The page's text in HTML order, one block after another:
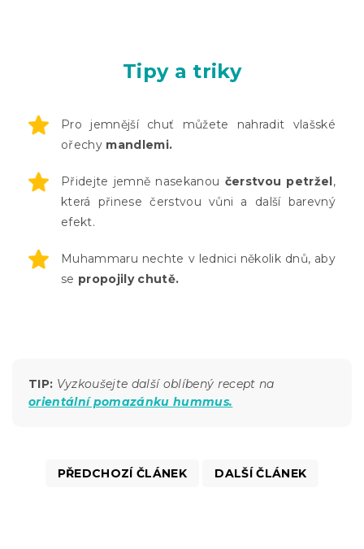
Tipy a triky
Pro jemnější chuť můžete nahradit vlašské
ořechy mandlemi.
Přidejte jemně nasekanou čerstvou petržel,
která přinese čerstvou vůni a další barevný
efekt.
Muhammaru nechte v lednici několik dnů, aby
se propojily chutě.
TIP: Vyzkoušejte další oblíbený recept na
orientální pomazánku hummus.
PŘEDCHOZÍ ČLÁNEK DALŠÍ ČLÁNEK